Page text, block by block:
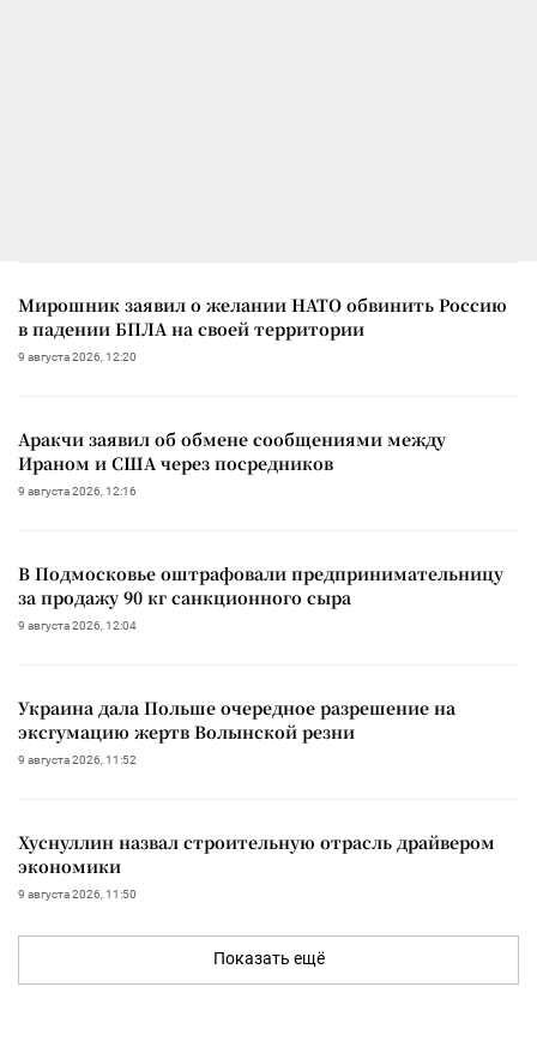
Мирошник заявил о желании НАТО обвинить Россию
в падении БПЛА на своей территории
9 августа 2026, 12:20
Аракчи заявил об обмене сообщениями между
Ираном и США через посредников
9 августа 2026, 12:16
В Подмосковье оштрафовали предпринимательницу
за продажу 90 кг санкционного сыра
9 августа 2026, 12:04
Украина дала Польше очередное разрешение на
эксгумацию жертв Волынской резни
9 августа 2026, 11:52
Хуснуллин назвал строительную отрасль драйвером
экономики
9 августа 2026, 11:50
Показать ещё